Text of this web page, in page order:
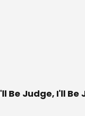
Be Judge, I'll Be